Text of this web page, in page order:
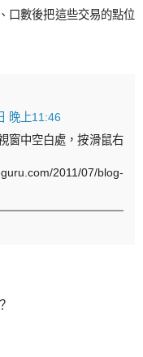
口數後把這些交易的點位
晚上11:46
窗中空白處，按滑鼠右
2011/07/blog-